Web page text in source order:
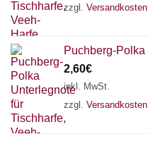
zzgl. Versandkosten
Puchberg-Polka
2,60€
inkl. MwSt.
zzgl. Versandkosten